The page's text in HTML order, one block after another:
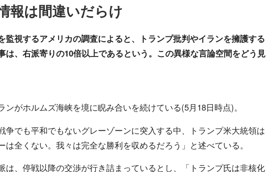
報は間違いだらけ
監視するアメリカの調査によると、トランプ批判やイランを擁護する
は、右派寄りの10倍以上であるという。この異様な言論空間をどう見
ンがホルムズ海峡を境に睨み合いを続けている(5月18日時点)。
争でも平和でもないグレーゾーンに突入する中、トランプ米大統領は
は全くない。我々は完全な勝利を収めるだろう」と述べている。
は、停戦以降の交渉が行き詰まっているとし、「トランプ氏は非核化